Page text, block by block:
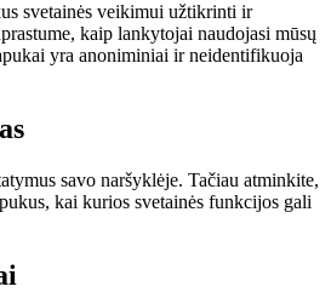
svetainės veikimui užtikrinti ir
kaip lankytojai naudojasi mūsų
yra anoniminiai ir neidentifikuoja
savo naršyklėje. Tačiau atminkite,
kai kurios svetainės funkcijos gali